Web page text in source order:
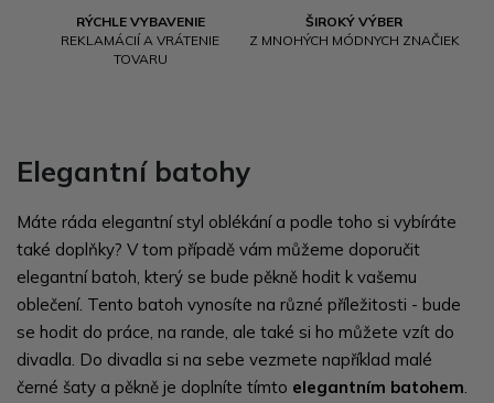
RÝCHLE VYBAVENIE
REKLAMÁCIÍ A VRÁTENIE
TOVARU
ŠIROKÝ VÝBER
Z MNOHÝCH MÓDNYCH ZNAČIEK
Elegantní batohy
Máte ráda elegantní styl oblékání a podle toho si vybíráte
také doplňky? V tom případě vám můžeme doporučit
elegantní batoh, který se bude pěkně hodit k vašemu
oblečení. Tento batoh vynosíte na různé příležitosti - bude
se hodit do práce, na rande, ale také si ho můžete vzít do
divadla. Do divadla si na sebe vezmete například malé
černé šaty a pěkně je doplníte tímto elegantním batohem.